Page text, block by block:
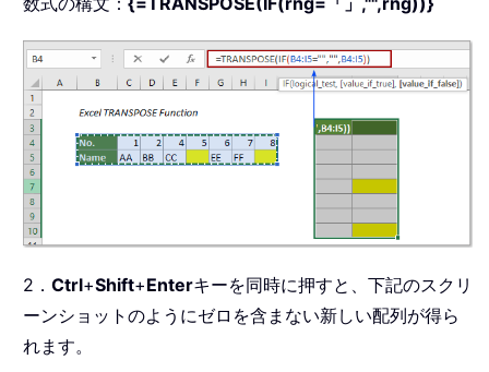
2． Ctrl+Shift+Enterキーを同時に押すと、下記のスクリ
ーンショットのようにゼロを含まない新しい配列が得ら
れます。